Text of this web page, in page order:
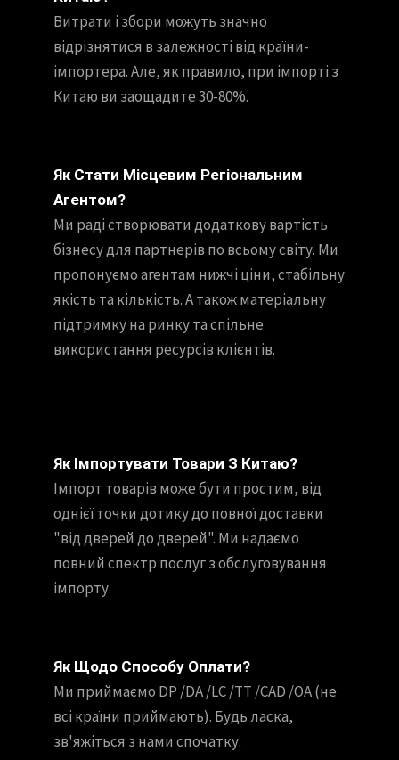
Витрати і збори можуть значно
відрізнятися в залежності від країни-
імпортера. Але, як правило, при імпорті з
Китаю ви заощадите 30-80%.
Як Стати Місцевим Регіональним
Агентом?
Ми раді створювати додаткову вартість
бізнесу для партнерів по всьому світу. Ми
пропонуємо агентам нижчі ціни, стабільну
якість та кількість. А також матеріальну
підтримку на ринку та спільне
використання ресурсів клієнтів.
Як Імпортувати Товари З Китаю?
Імпорт товарів може бути простим, від
однієї точки дотику до повної доставки
"від дверей до дверей". Ми надаємо
повний спектр послуг з обслуговування
імпорту.
Як Щодо Способу Оплати?
Ми приймаємо DP /DA /LC /TT /CAD /OA (не
всі країни приймають). Будь ласка,
зв'яжіться з нами спочатку.